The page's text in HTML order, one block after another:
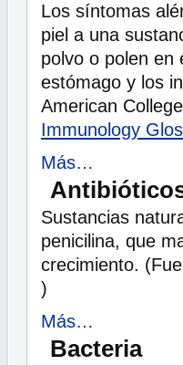
Los síntomas
piel a una
polvo o polen en
estómago y los
American
Immunology
Más…
Sustancias
penicilina, que
crecimiento.
)
Más…
Bacteria